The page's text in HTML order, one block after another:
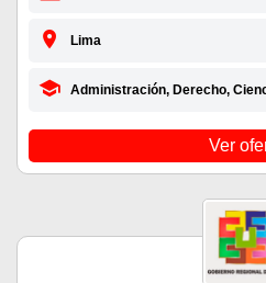
Lima
Administración, Derecho,
Ver